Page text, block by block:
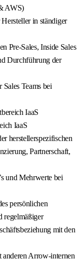
AWS)
in ständiger
Pre-Sales, Inside Sales
Durchführung der
Teams bei
IaaS
IaaS
herstellerspezifischen
Partnerschaft,
und Mehrwerte bei
persönlichen
regelmäßiger
mit den
Arrow-internen